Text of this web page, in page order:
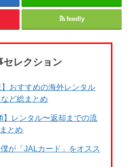
feedly
セレクション
】おすすめの海外レンタル
ど総まとめ
】レンタル〜返却までの流
とめ
が「JALカード」をオスス